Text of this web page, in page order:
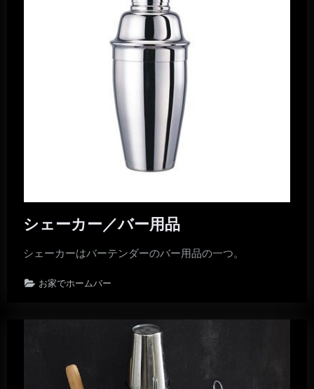
シェーカー／バー用品
シェーカーはバーテンダーのバー用品の一つ。
お家でホームバー